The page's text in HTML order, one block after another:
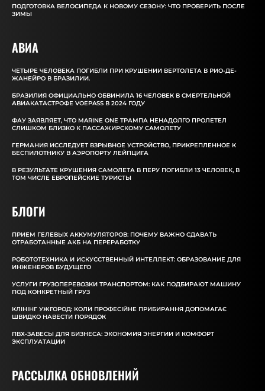
ПОДГОТОВКА ВЕЛОСИПЕДА К НОВОМУ СЕЗОНУ: ЧТО ПРОВЕРИТЬ ПОСЛЕ
ЗИМЫ
АВИА
ЧЕТЫРЕ ЧЕЛОВЕКА ПОГИБЛИ ПРИ КРУШЕНИИ ВЕРТОЛЕТА В РИО-ДЕ-
ЖАНЕЙРО В БРАЗИЛИИ.
БРАЗИЛИЯ ОФИЦИАЛЬНО ОБВИНИЛА 16 ЧЕЛОВЕК В СМЕРТЕЛЬНОЙ
АВИАКАТАСТРОФЕ VOEPASS В 2024 ГОДУ
ФАУ ЗАЯВЛЯЕТ, ЧТО MARINE ONE ТРАМПА НЕНАДОЛГО ПРОЛЕТЕЛ
СЛИШКОМ БЛИЗКО К ПАССАЖИРСКОМУ САМОЛЕТУ
ГЕРМАНИЯ ИССЛЕДУЕТ ВЗРЫВНОЕ УСТРОЙСТВО, ПРИКРЕПЛЕННОЕ К
БЕСПИЛОТНИКУ В АЭРОПОРТУ ЛЕЙПЦИГА
В РЕЗУЛЬТАТЕ КРУШЕНИЯ САМОЛЕТА В ПЕРУ ПОГИБЛИ 13 ЧЕЛОВЕК, В
ТОМ ЧИСЛЕ ЕВРОПЕЙСКИЕ ТУРИСТЫ
БЛОГИ
ПРИЕМ ГЕЛЕВЫХ АККУМУЛЯТОРОВ: ПОЧЕМУ ВАЖНО СДАВАТЬ
ОТРАБОТАННЫЕ АКБ НА ПЕРЕРАБОТКУ
РОБОТОТЕХНИКА И ИСКУССТВЕННЫЙ ИНТЕЛЛЕКТ: ОБРАЗОВАНИЕ ДЛЯ
ИНЖЕНЕРОВ БУДУЩЕГО
УСЛУГИ ГРУЗОПЕРЕВОЗКИ ТРАНСПОРТОМ: КАК ПОДБИРАЮТ МАШИНУ
ПОД КОНКРЕТНЫЙ ГРУЗ
КЛІНІНГ УЖГОРОД: КОЛИ ПРОФЕСІЙНЕ ПРИБИРАННЯ ДОПОМАГАЄ
ШВИДКО НАВЕСТИ ПОРЯДОК
ПВХ-ЗАВЕСЫ ДЛЯ БИЗНЕСА: ЭКОНОМИЯ ЭНЕРГИИ И КОМФОРТ
ЭКСПЛУАТАЦИИ
РАССЫЛКА ОБНОВЛЕНИЙ